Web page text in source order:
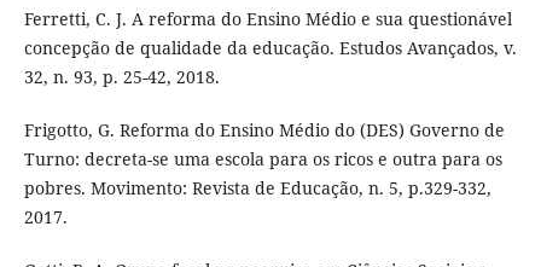
Ferretti, C. J. A reforma do Ensino Médio e sua questionável
concepção de qualidade da educação. Estudos Avançados, v.
32, n. 93, p. 25-42, 2018.
Frigotto, G. Reforma do Ensino Médio do (DES) Governo de
Turno: decreta-se uma escola para os ricos e outra para os
pobres. Movimento: Revista de Educação, n. 5, p.329-332,
2017.